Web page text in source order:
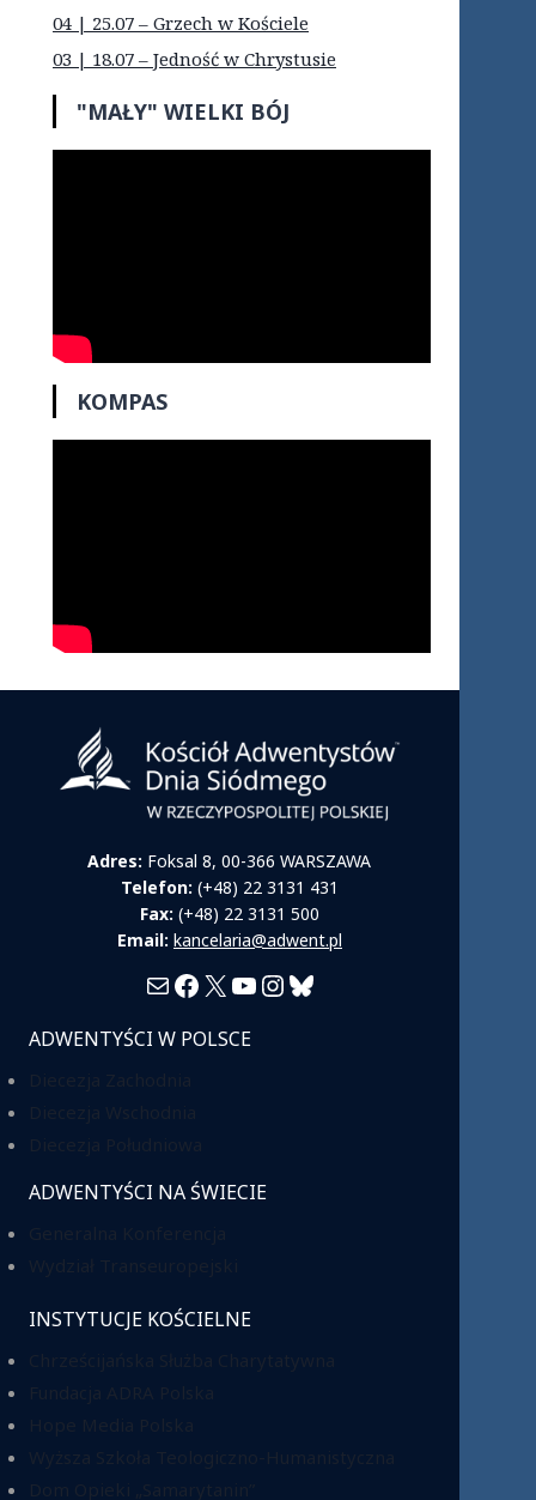
04 | 25.07 – Grzech w Kościele
03 | 18.07 – Jedność w Chrystusie
"MAŁY" WIELKI BÓJ
KOMPAS
Adres: Foksal 8, 00-366 WARSZAWA
Telefon: (+48) 22 3131 431
Fax: (+48) 22 3131 500
Email: kancelaria@adwent.pl
MailFacebook
X YouTube
Instagram
Bluesky
ADWENTYŚCI W POLSCE
ADWENTYŚCI NA ŚWIECIE
INSTYTUCJE KOŚCIELNE